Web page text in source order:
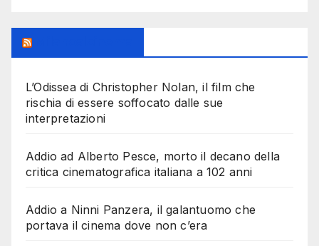
L’Odissea di Christopher Nolan, il film che
rischia di essere soffocato dalle sue
interpretazioni
Addio ad Alberto Pesce, morto il decano della
critica cinematografica italiana a 102 anni
Addio a Ninni Panzera, il galantuomo che
portava il cinema dove non c’era